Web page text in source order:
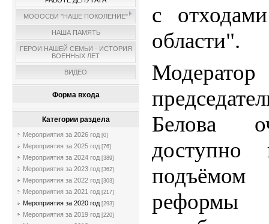
МОООСВИ "НАШЕ ПОКОЛЕНИЕ"
НАША ПАМЯТЬ
ГЕРОИ НАШЕЙ СЕМЬИ - ИСТОРИЯ
ВОЕННЫХ ЛЕТ
ВИДЕО
Форма входа
Категории раздела
Мероприятия за 2026 год [0]
Мероприятия за 2025 год [76]
Мероприятия за 2024 год [389]
Мероприятия за 2023 год [362]
Мероприятия за 2022 год [303]
Мероприятия за 2021 год [217]
Мероприятия за 2020 год [293]
Мероприятия за 2019 год [220]
с
области".
Белова
подъёмом
реформы